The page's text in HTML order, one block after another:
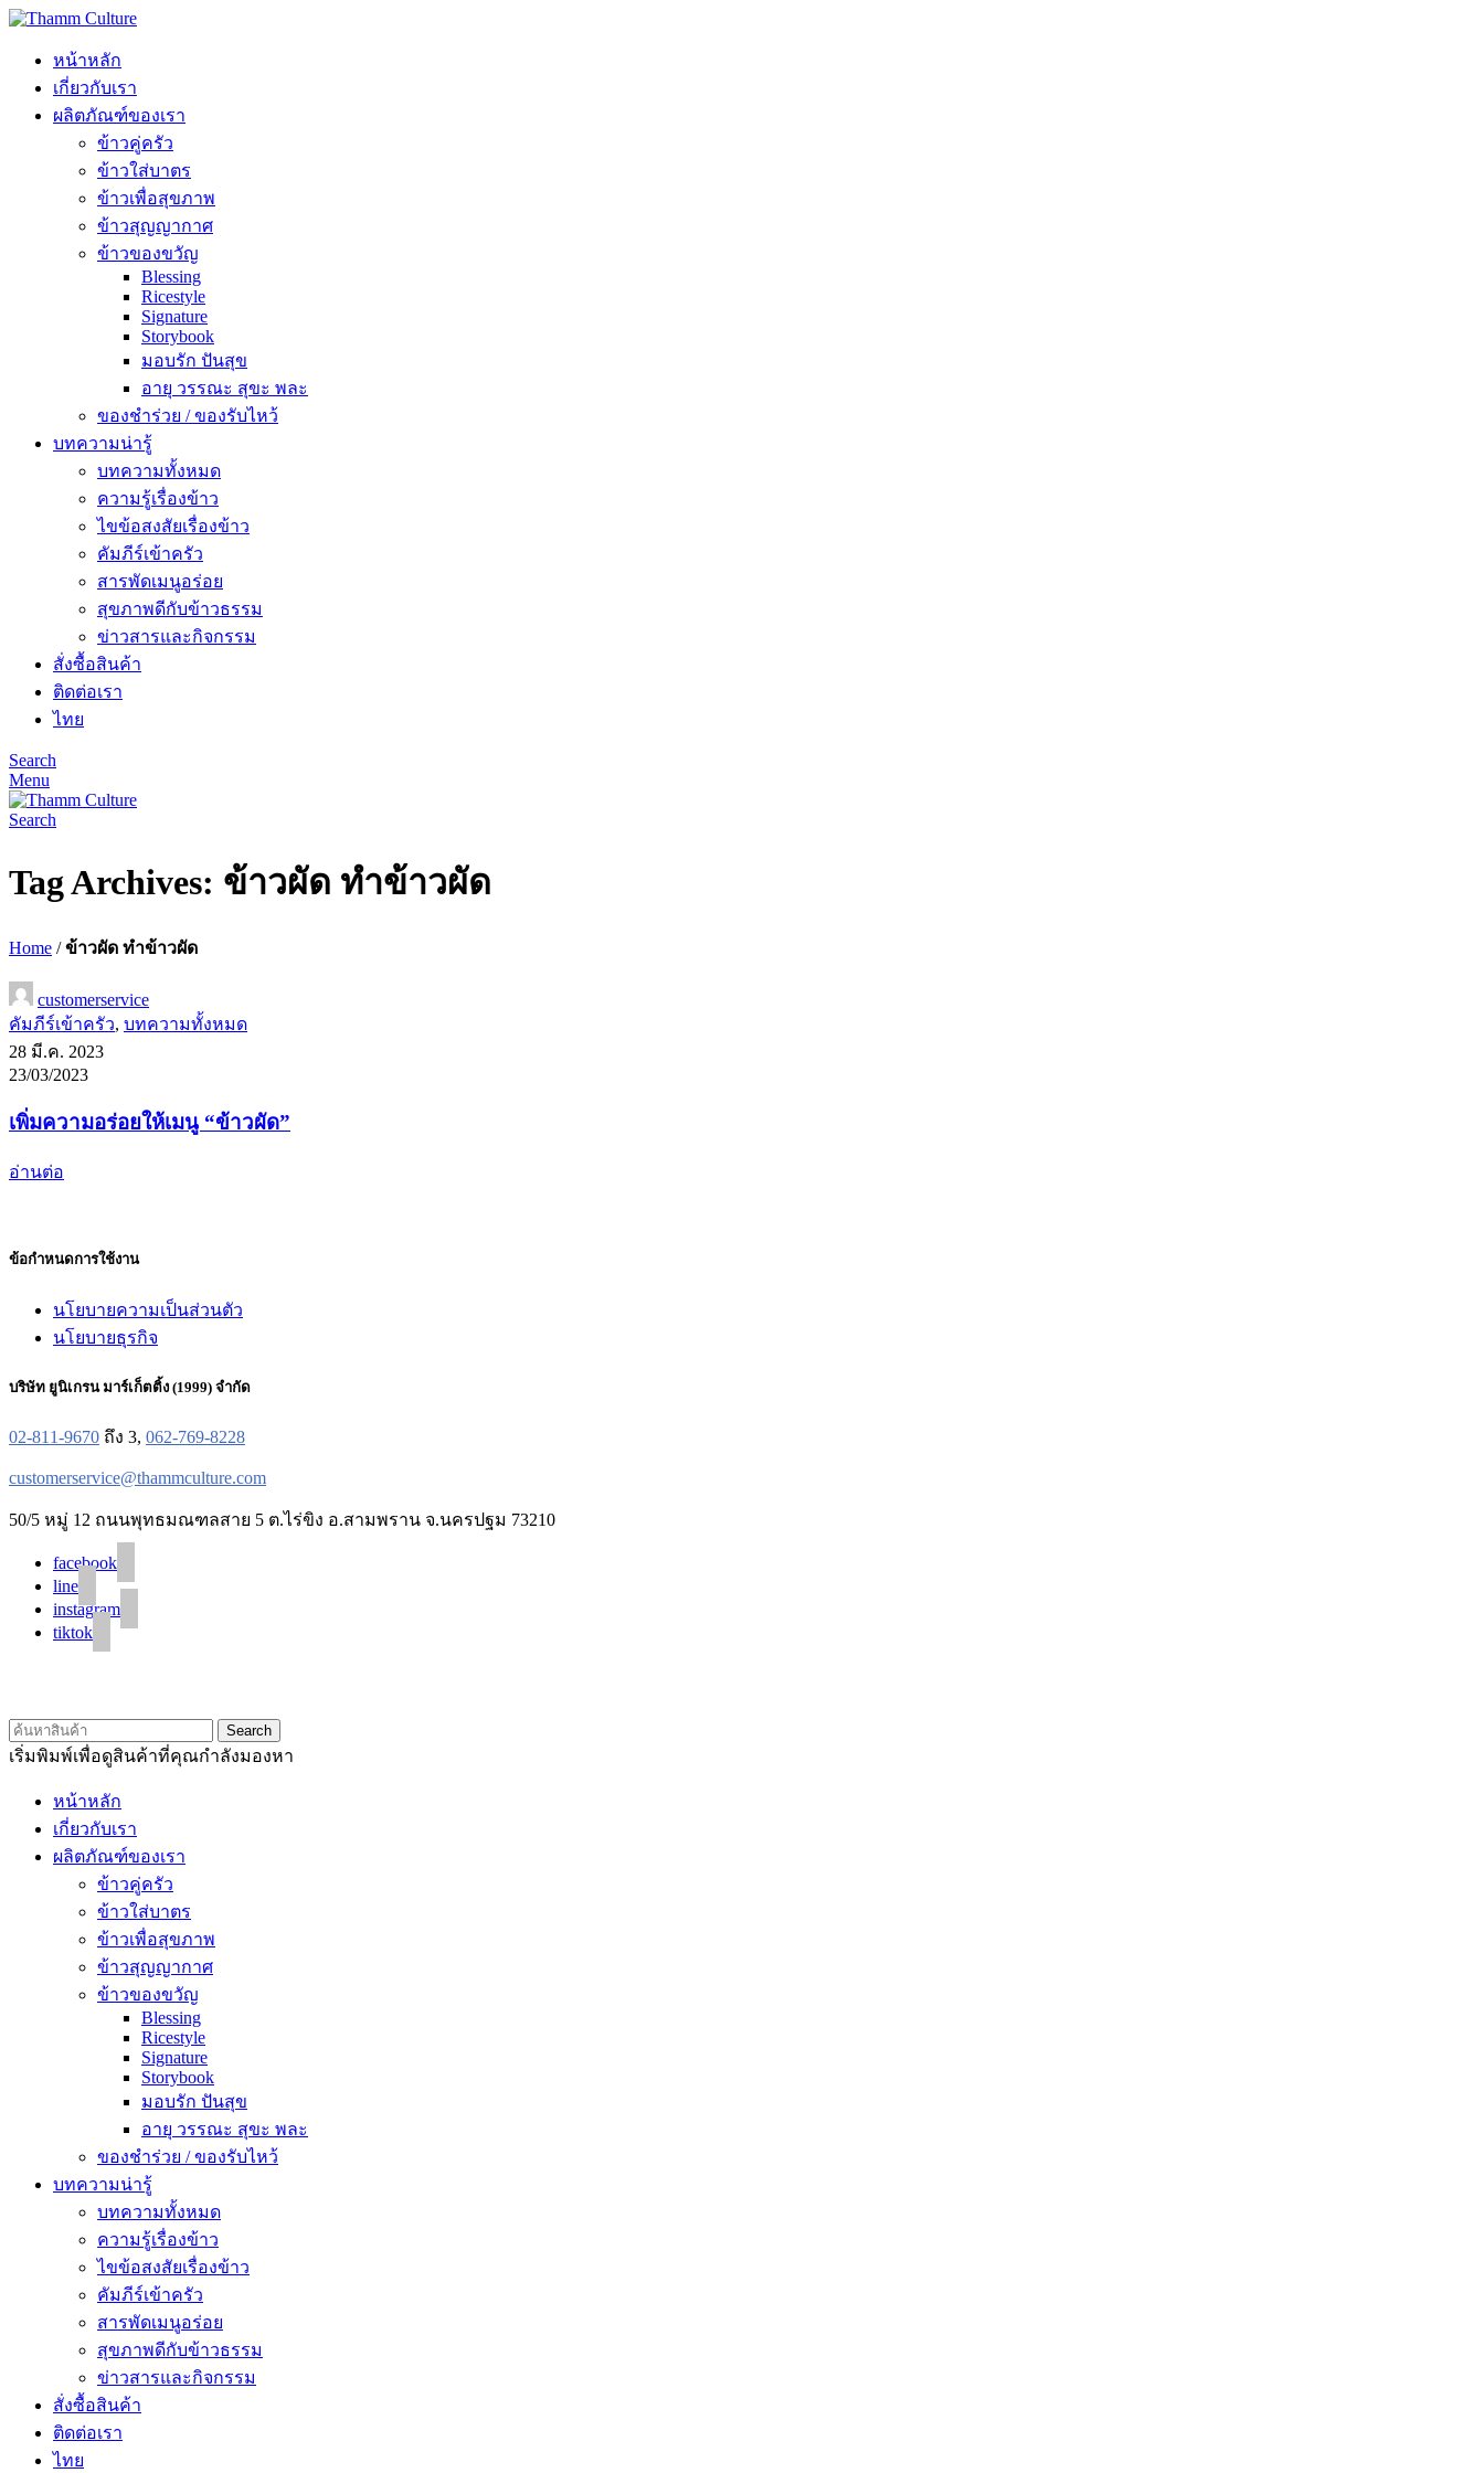
หน้าหลัก
เกี่ยวกับเรา
ผลิตภัณฑ์ของเรา
ข้าวคู่ครัว
ข้าวใส่บาตร
ข้าวเพื่อสุขภาพ
ข้าวสุญญากาศ
ข้าวของขวัญ
Blessing
Ricestyle
Signature
Storybook
มอบรัก ปันสุข
อายุ วรรณะ สุขะ พละ
ของชำร่วย / ของรับไหว้
บทความน่ารู้
บทความทั้งหมด
ความรู้เรื่องข้าว
ไขข้อสงสัยเรื่องข้าว
คัมภีร์เข้าครัว
สารพัดเมนูอร่อย
สุขภาพดีกับข้าวธรรม
ข่าวสารและกิจกรรม
สั่งซื้อสินค้า
ติดต่อเรา
ไทย
Search
Menu
Search
Tag Archives: ข้าวผัด ทำข้าวผัด
Home /ข้าวผัด ทำข้าวผัด
customerservice
คัมภีร์เข้าครัว, บทความทั้งหมด
28 มี.ค. 2023
23/03/2023
เพิ่มความอร่อยให้เมนู “ข้าวผัด”
อ่านต่อ
ข้อกำหนดการใช้งาน
นโยบายความเป็นส่วนตัว
นโยบายธุรกิจ
บริษัท ยูนิเกรน มาร์เก็ตติ้ง (1999) จำกัด
02-811-9670 ถึง 3, 062-769-8228
customerservice@thammculture.com
50/5 หมู่ 12 ถนนพุทธมณฑลสาย 5 ต.ไร่ขิง อ.สามพราน จ.นครปฐม 73210
facebook
line
instagram
tiktok
Search
เริ่มพิมพ์เพื่อดูสินค้าที่คุณกำลังมองหา
หน้าหลัก
เกี่ยวกับเรา
ผลิตภัณฑ์ของเรา
ข้าวคู่ครัว
ข้าวใส่บาตร
ข้าวเพื่อสุขภาพ
ข้าวสุญญากาศ
ข้าวของขวัญ
Blessing
Ricestyle
Signature
Storybook
มอบรัก ปันสุข
อายุ วรรณะ สุขะ พละ
ของชำร่วย / ของรับไหว้
บทความน่ารู้
บทความทั้งหมด
ความรู้เรื่องข้าว
ไขข้อสงสัยเรื่องข้าว
คัมภีร์เข้าครัว
สารพัดเมนูอร่อย
สุขภาพดีกับข้าวธรรม
ข่าวสารและกิจกรรม
สั่งซื้อสินค้า
ติดต่อเรา
ไทย